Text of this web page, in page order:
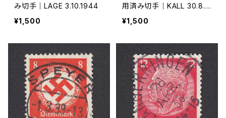
み切手｜LAGE 3.10.1944
¥1,500
用済み切手｜KALL 30.8.1
935
¥1,500